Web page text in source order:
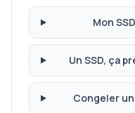
Mon
Un SSD, ça
Congeler un